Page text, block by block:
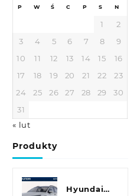
P W Ś C P S N
1
2
3
4 5 6 7 8
9
10
11 12 13 14 15
16
17
18 19 20 21 22
23
24
25 26 27 28 29
30
31
« lut
Produkty
Hyundai